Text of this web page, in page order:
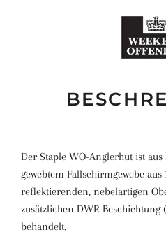
Der Staple WO-Anglerhut ist
gewebtem Fallschirmgewebe
reflektierenden, nebelartigen
zusätzlichen DWR-Beschichtung
behandelt.